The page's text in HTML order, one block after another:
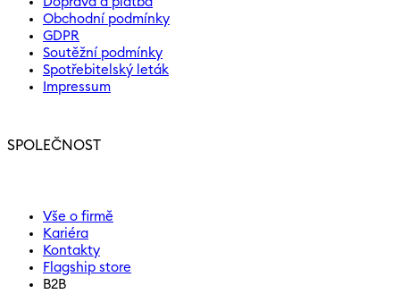
Obchodní podmínky
GDPR
Soutěžní podmínky
Spotřebitelský leták
Impressum
SPOLEČNOST
Vše o firmě
Kariéra
Kontakty
Flagship store
B2B